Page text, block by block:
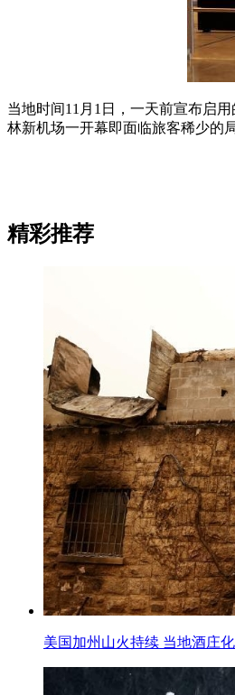
当地时间11月1日，一天前宣布启
林新机场一开幕即面临旅客稀少的
精彩推荐
美国加州山火持续 当地酒庄